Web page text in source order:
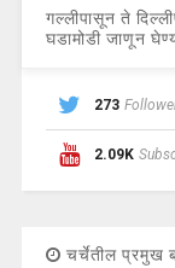
गल्लीपासून ते
घडामोडी जाणून
273
2.09K
चर्चेतील प्रमुख